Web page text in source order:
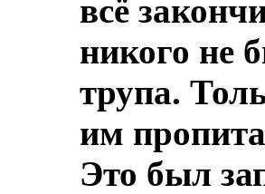
всё
никого не
трупа.
им
Это был